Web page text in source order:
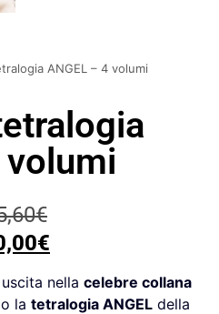
ANGEL – 4 volumi
volumi
€
€
nella celebre collana
la tetralogia ANGEL della